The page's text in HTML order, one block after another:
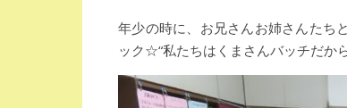
年少の時に、お兄さんお姉さんたち
ック☆“私たちはくまさんバッチだか